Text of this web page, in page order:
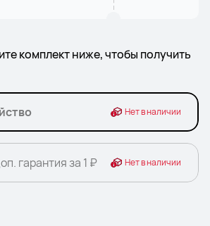
комплект ниже, чтобы получить
Нет в наличии
гарантия за 1 ₽ Нет в наличии